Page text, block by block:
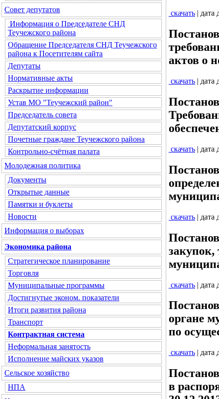
Совет депутатов
Информация о Председателе СНД
Теучежского района
Обращение Председателя СНД Теучежского
района к Посетителям сайта
Депутаты
Нормативные акты
Раскрытие информации
Устав МО "Теучежский район"
Председатель совета
Депутатский корпус
Почетные граждане Теучежского района
Контрольно-счётная палата
Молодежная политика
Документы
Открытые данные
Памятки и буклеты
Новости
Информация о выборах
Экономика района
Стратегическое планирование
Торговля
Муниципальные программы
Достигнутые эконом. показатели
Итоги развития района
Транспорт
Контрактная система
Неформальная занятость
Исполнение майских указов
Сельское хозяйство
НПА
скачать | дата
актов о
скачать | дата
скачать | дата
скачать | дата
закупок,
скачать | дата
органе
по
скачать | дата
в